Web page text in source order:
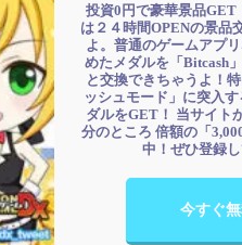
投資0円で豪華景品GET
は２４時間OPENの景品
よ。普通のゲームアプ
めたメダルを「Bitcash
と交換できちゃうよ！
ッシュモード」に突入
ダルをGET！ 当サイト
分のところ 倍額の「
中！ぜひ登録
今すぐ